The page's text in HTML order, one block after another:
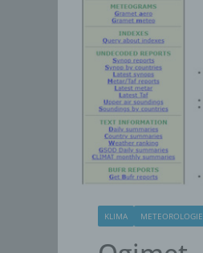
KLIMA METEOROLOGIE